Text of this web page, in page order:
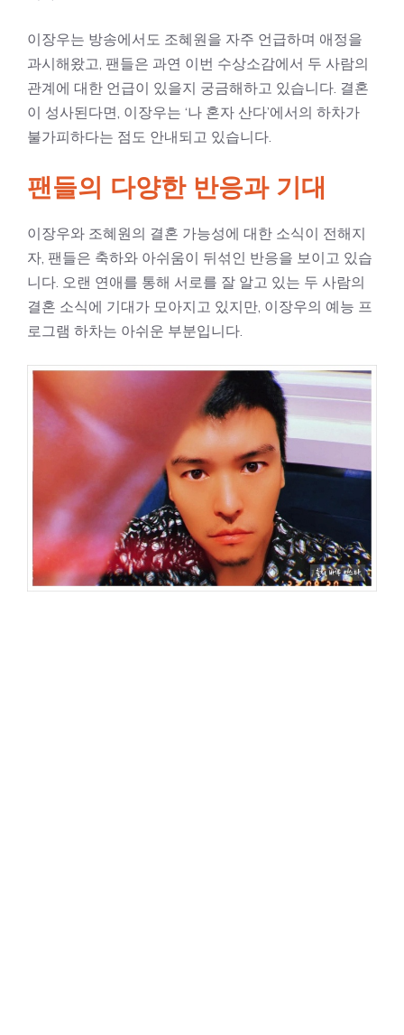
이장우는 방송에서도 조혜원을 자주 언급하며 애정을
과시해왔고, 팬들은 과연 이번 수상소감에서 두 사람의
관계에 대한 언급이 있을지 궁금해하고 있습니다. 결혼
이 성사된다면, 이장우는 ‘나 혼자 산다’에서의 하차가
불가피하다는 점도 안내되고 있습니다.
팬들의 다양한 반응과 기대
이장우와 조혜원의 결혼 가능성에 대한 소식이 전해지
자, 팬들은 축하와 아쉬움이 뒤섞인 반응을 보이고 있습
니다. 오랜 연애를 통해 서로를 잘 알고 있는 두 사람의
결혼 소식에 기대가 모아지고 있지만, 이장우의 예능 프
로그램 하차는 아쉬운 부분입니다.